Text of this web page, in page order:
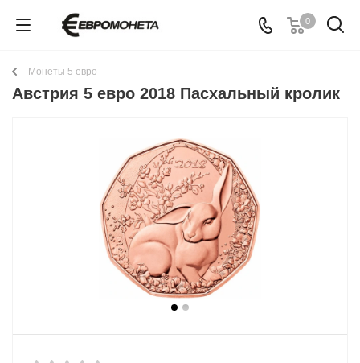
0
Монеты 5 евро
Австрия 5 евро 2018 Пасхальный кролик